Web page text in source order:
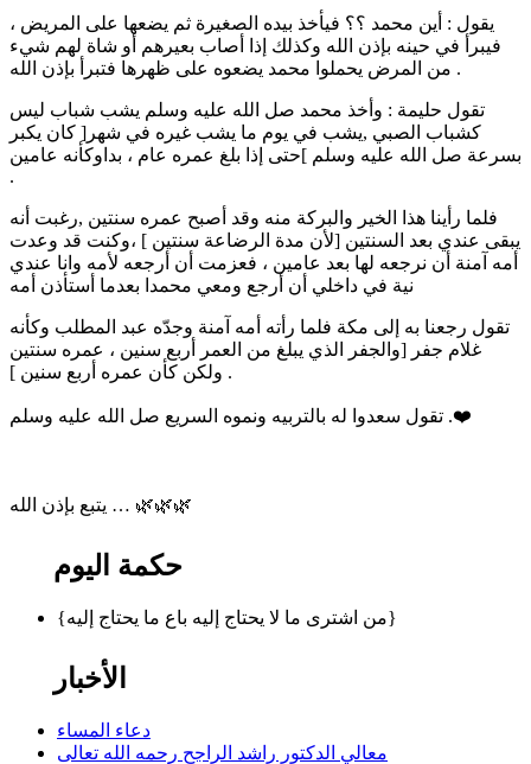
يقول : أين محمد ؟؟ فيأخذ بيده الصغيرة ثم يضعها على المريض ،
فيبرأ في حينه بإذن الله وكذلك إذا أصاب بعيرهم أو شاة لهم شيء
من المرض يحملوا محمد يضعوه على ظهرها فتبرأ بإذن الله .
تقول حليمة : وأخذ محمد صل الله عليه وسلم يشب شباب ليس
كشباب الصبي ,يشب في يوم ما يشب غيره في شهر[ كان يكبر
بسرعة صل الله عليه وسلم ]حتى إذا بلغ عمره عام ، بداوكأنه عامين
.
فلما رأينا هذا الخير والبركة منه وقد أصبح عمره سنتين ,رغبت أنه
يبقى عندي بعد السنتين [لأن مدة الرضاعة سنتين ] ،وكنت قد وعدت
أمه آمنة أن نرجعه لها بعد عامين ، فعزمت أن أرجعه لأمه وانا عندي
نية في داخلي أن أرجع ومعي محمدا بعدما أستأذن أمه
تقول رجعنا به إلى مكة فلما رأته أمه آمنة وجدّه عبد المطلب وكأنه
غلام جفر [والجفر الذي يبلغ من العمر أربع سنين ، عمره سنتين
ولكن كأن عمره أربع سنين ] .
تقول سعدوا له بالتربيه ونموه السريع صل الله عليه وسلم .❤️
يتبع بإذن الله … 🌿🌿🌿
حكمة اليوم
{من اشترى ما لا يحتاج إليه باع ما يحتاج إليه}
الأخبار
دعاء المساء
معالي الدكتور راشد الراجح رحمه الله تعالى